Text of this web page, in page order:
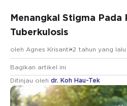
Menangkal Stigma Pada
Tuberkulosis
oleh Agnes Krisanti 2 tahun yang lalu
Bagikan artikel ini
Ditinjau oleh dr. Koh Hau-Tek